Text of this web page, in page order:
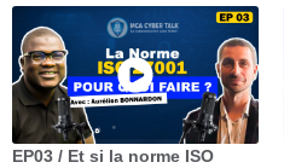
EP03 / Et si la norme ISO